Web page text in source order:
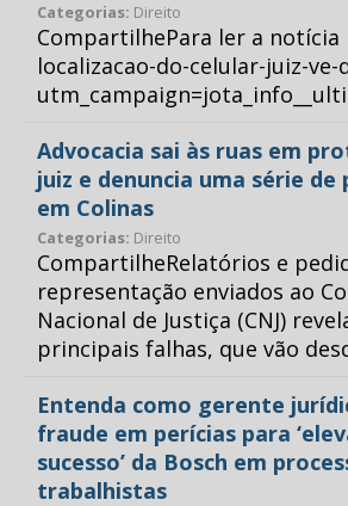
Categorias: Direito
CompartilhePara ler a
localizacao-do-celular-juiz-
Advocacia sai às ruas em
juiz e denuncia uma série de
em Colinas
Categorias: Direito
CompartilheRelatórios e
representação enviados ao
Nacional de Justiça (CNJ)
principais falhas, que vão
Entenda como gerente
fraude em perícias para
sucesso’ da Bosch em
trabalhistas